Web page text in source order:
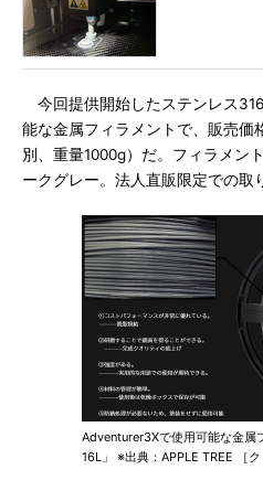
今回提供開始したステンレス
能な金属フィラメントで、販売価
別、重量1000g）だ。フィラメン
ークグレー。法人直販限定での取
Adventurer3Xで使用可能な金属
16L」 ※出典：APPLE TREE ［ク